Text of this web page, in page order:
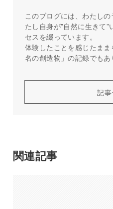
このブログには、わたし
たし自身が”自然に生きて
セスを綴っています。
体験したことを感じたま
名の創造物」の記録でもあ
記
関連記事